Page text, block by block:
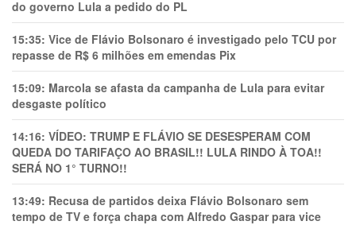
do governo Lula a pedido do PL
15:35: Vice de Flávio Bolsonaro é investigado pelo TCU por
repasse de R$ 6 milhões em emendas Pix
15:09: Marcola se afasta da campanha de Lula para evitar
desgaste político
14:16: VÍDEO: TRUMP E FLÁVIO SE DESESPERAM COM
QUEDA DO TARIFAÇO AO BRASIL!! LULA RINDO À TOA!!
SERÁ NO 1° TURNO!!
13:49: Recusa de partidos deixa Flávio Bolsonaro sem
tempo de TV e força chapa com Alfredo Gaspar para vice